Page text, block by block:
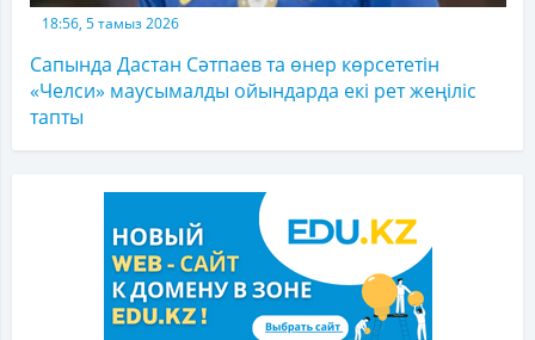
18:56, 5 тамыз 2026
Сапында Дастан Сәтпаев та өнер көрсететін
«Челси» маусымалды ойындарда екі рет жеңіліс
тапты